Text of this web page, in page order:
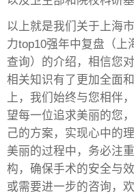
以上就是我们关于上海
力top10强年中复盘（上
查询）的介绍，相信您
相关知识有了更加全面
上，我们始终与您相伴
望每一位追求美丽的您
己的方案，实现心中的
美丽的过程中，务必注
构，确保手术的安全与
或需要进一步的咨询，